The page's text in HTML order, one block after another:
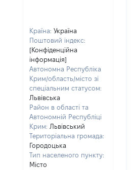
Країна: Україна
Поштовий індекс:
[Конфіденційна
інформація]
Автономна Республіка
Крим/область/місто зі
спеціальним статусом:
Львівська
Район в області та
Автономній Республіці
Крим: Львівський
Територіальна громада:
Городоцька
Тип населеного пункту:
Місто